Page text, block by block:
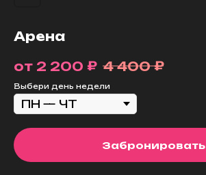
Арена
2 200 ₽ 4 400 ₽
Выбери день недели
Забронировать